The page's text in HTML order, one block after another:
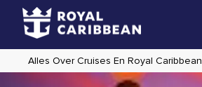
Alles Over Cruises En Royal Caribbean